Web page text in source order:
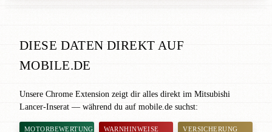
DIESE DATEN DIREKT AUF
MOBILE.DE
Unsere Chrome Extension zeigt dir alles direkt im Mitsubishi
Lancer-Inserat — während du auf mobile.de suchst:
MOTORBEWERTUNG WARNHINWEISE VERSICHERUNG